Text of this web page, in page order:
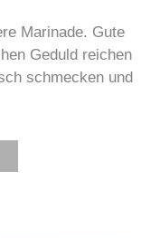
Marinade. Gute
Geduld reichen
schmecken und